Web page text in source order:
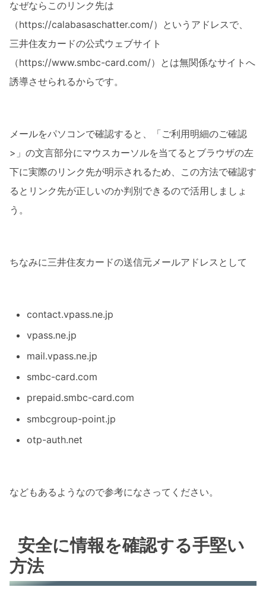
なぜならこのリンク先は
（https://calabasaschatter.com/）というアドレスで、
三井住友カードの公式ウェブサイト
（https://www.smbc-card.com/）とは無関係なサイトへ
誘導させられるからです。
メールをパソコンで確認すると、「ご利用明細のご確認
>」の文言部分にマウスカーソルを当てるとブラウザの左
下に実際のリンク先が明示されるため、この方法で確認す
るとリンク先が正しいのか判別できるので活用しましょ
う。
ちなみに三井住友カードの送信元メールアドレスとして
contact.vpass.ne.jp
vpass.ne.jp
mail.vpass.ne.jp
smbc-card.com
prepaid.smbc-card.com
smbcgroup-point.jp
otp-auth.net
などもあるようなので参考になさってください。
安全に情報を確認する手堅い
方法